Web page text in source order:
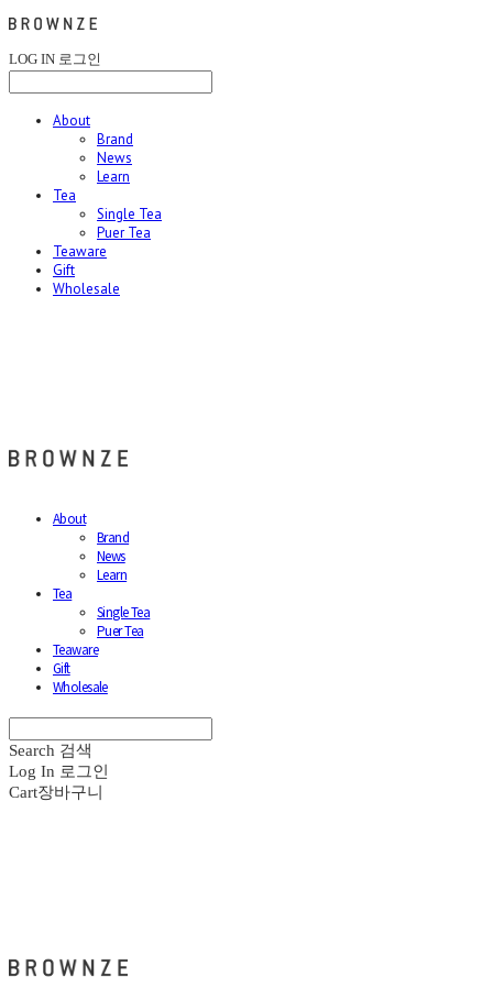
LOG IN 로그인
About
Brand
News
Learn
Tea
Single Tea
Puer Tea
Teaware
Gift
Wholesale
About
Brand
News
Learn
Tea
Single Tea
Puer Tea
Teaware
Gift
Wholesale
Search 검색
Log In 로그인
Cart장바구니